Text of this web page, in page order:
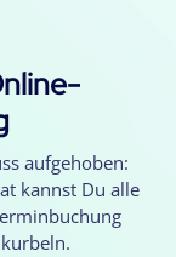
aufgehoben:
kannst Du alle